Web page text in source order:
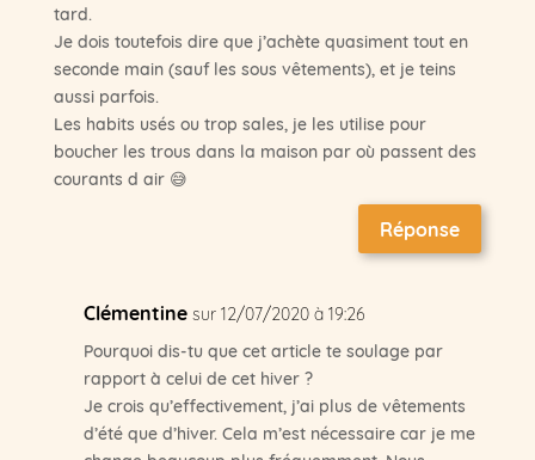
tard.
Je dois toutefois dire que j’achète quasiment tout en
seconde main (sauf les sous vêtements), et je teins
aussi parfois.
Les habits usés ou trop sales, je les utilise pour
boucher les trous dans la maison par où passent des
courants d air 😅
Réponse
Clémentine sur 12/07/2020 à 19:26
Pourquoi dis-tu que cet article te soulage par
rapport à celui de cet hiver ?
Je crois qu’effectivement, j’ai plus de vêtements
d’été que d’hiver. Cela m’est nécessaire car je me